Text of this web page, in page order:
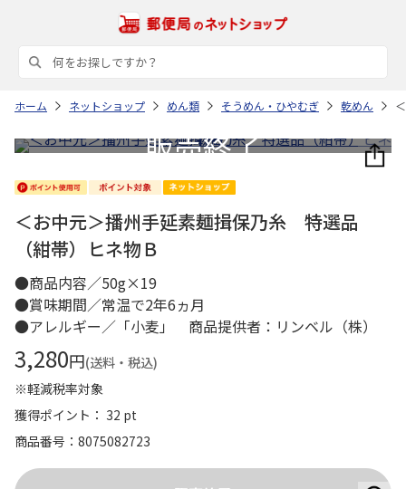
ホーム ネットショップ めん類 そうめん・ひやむぎ 乾めん
＜お中元＞播州手延素麺揖保乃糸 特選品
（紺帯）ヒネ物Ｂ
●商品内容／50g×19
●賞味期間／常温で2年6ヵ月
●アレルギー／「小麦」 商品提供者：リンベル（株）
3,280円(送料・税込)
※軽減税率対象
獲得ポイント： 32 pt
商品番号
8075082723